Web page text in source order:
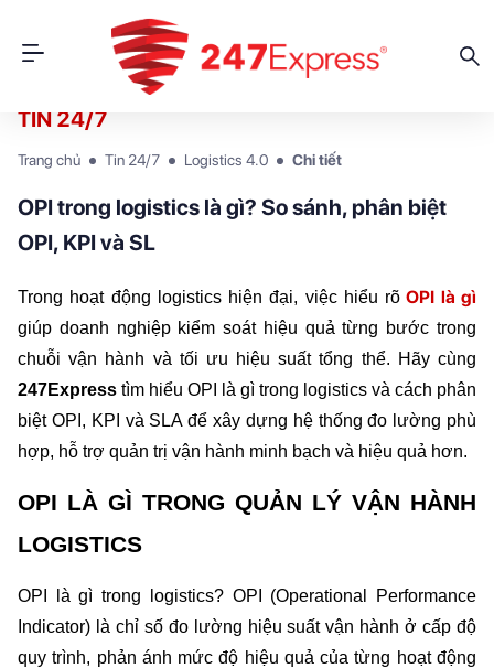
TIN 24/7
Trang chủ Tin 24/7 Logistics 4.0 Chi tiết
OPI trong logistics là gì? So sánh, phân biệt
OPI, KPI và SL
Trong hoạt động logistics hiện đại, việc hiểu rõ OPI là gì
giúp doanh nghiệp kiểm soát hiệu quả từng bước trong
247Express tìm hiểu OPI là gì trong logistics và cách phân
biệt OPI, KPI và SLA để xây dựng hệ thống đo lường phù
hợp, hỗ trợ quản trị vận hành minh bạch và hiệu quả hơn.
OPI LÀ GÌ TRONG QUẢN LÝ VẬN HÀNH
LOGISTICS
OPI là gì trong logistics? OPI (Operational Performance
Indicator) là chỉ số đo lường hiệu suất vận hành ở cấp độ
quy trình, phản ánh mức độ hiệu quả của từng hoạt động